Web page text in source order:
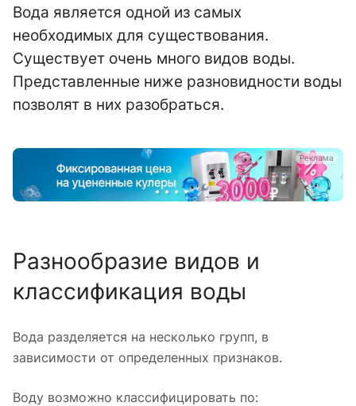
Вода является одной из самых
необходимых для существования.
Существует очень много видов воды.
Представленные ниже разновидности воды
позволят в них разобраться.
Реклама
Разнообразие видов и
классификация воды
Вода разделяется на несколько групп, в
зависимости от определенных признаков.
Воду возможно классифицировать по: